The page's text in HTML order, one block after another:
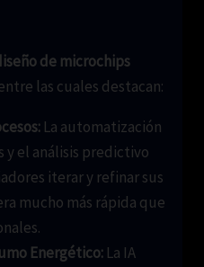
de microchips
las cuales destacan:
La automatización
y el análisis predictivo
iterar y refinar sus
mucho más rápida que
Energético: La IA